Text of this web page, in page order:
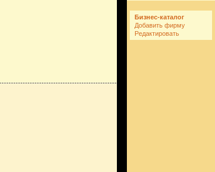
Бизнес-каталог
Добавить фирму
Редактировать